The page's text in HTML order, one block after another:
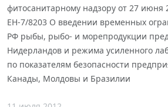
фитосанитарному надзору от 27 июня
ЕН-7/8203 О введении временных
РФ рыбы, рыбо- и морепродукции
Нидерландов и режима усиленного
по показателям безопасности
Канады, Молдовы и Бразилии